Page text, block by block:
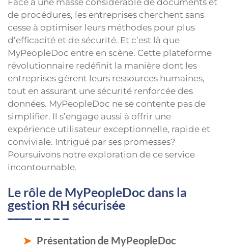
de procédures, les entreprises cherchent sans
cesse à optimiser leurs méthodes pour plus
d’efficacité et de sécurité. Et c’est là que
MyPeopleDoc entre en scène. Cette plateforme
révolutionnaire redéfinit la manière dont les
entreprises gèrent leurs ressources humaines,
tout en assurant une sécurité renforcée des
données. MyPeopleDoc ne se contente pas de
simplifier. Il s’engage aussi à offrir une
expérience utilisateur exceptionnelle, rapide et
conviviale. Intrigué par ses promesses?
Poursuivons notre exploration de ce service
incontournable.
Le rôle de MyPeopleDoc dans la
gestion RH sécurisée
Présentation de MyPeopleDoc